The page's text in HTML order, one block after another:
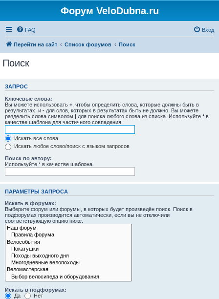
Форум VeloDubna.ru
FAQ Вход
Перейти на сайт Список форумов Поиск
Поиск
ЗАПРОС
Ключевые слова:
Вы можете использовать + , чтобы определить слова, которые должны быть в
результатах, и - для слов, которых в результатах быть не должно. Вы можете
разделить слова символом | для поиска любого слова из списка. Используйте * в
качестве шаблона для частичного совпадения.
Искать все слова
Искать любое слово/поиск с языком запросов
Поиск по автору:
Используйте * в качестве шаблона.
ПАРАМЕТРЫ ЗАПРОСА
Искать в форумах:
Выберите форум или форумы, в которых будет произведён поиск. Поиск в
подфорумах производится автоматически, если вы не отключили
соответствующую опцию ниже.
Искать в подфорумах:
Да
Нет